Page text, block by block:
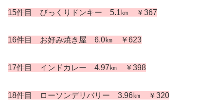
15件目 びっくりドンキー 5.1㎞ ￥367
16件目 お好み焼き屋 6.0㎞ ￥623
17件目 インドカレー 4.97㎞ ￥398
18件目 ローソンデリバリー 3.96㎞ ￥320